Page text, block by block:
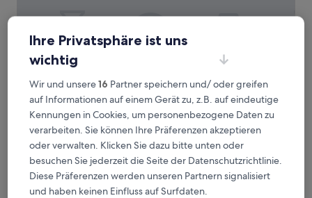
Hotel CUBE Prague
Hotel CUBE Prague
3.5-
Sterne-
Unterkunft
Nové Město, 2 km von Straßenbahnhaltestelle Křížová
entfernt
von
10,
Außergewöhnlich,
(333
Bewertungen)
9,8/10 Außergewöhnlich (333 Bewertungen)
Preis
beträgt
180 €
inkl. Steuern & Gebühren
16. Aug.–17. Aug.
Ihre Privatsphäre ist uns
wichtig
Wir und unsere16 Partner speichern und/ oder greifen
auf Informationen auf einem Gerät zu, z.B. auf eindeutige
Kennungen in Cookies, um personenbezogene Daten zu
verarbeiten. Sie können Ihre Präferenzen akzeptieren
oder verwalten. Klicken Sie dazu bitte unten oder
besuchen Sie jederzeit die Seite der Datenschutzrichtlinie.
Diese Präferenzen werden unseren Partnern signalisiert
und haben keinen Einfluss auf Surfdaten.